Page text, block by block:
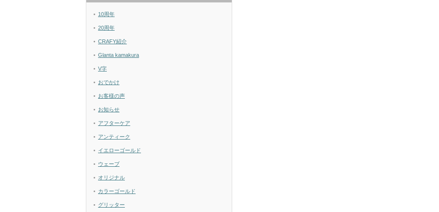
10周年
20周年
CRAFY紹介
Glanta kamakura
V字
おでかけ
お客様の声
お知らせ
アフターケア
アンティーク
イエローゴールド
ウェーブ
オリジナル
カラーゴールド
グリッター